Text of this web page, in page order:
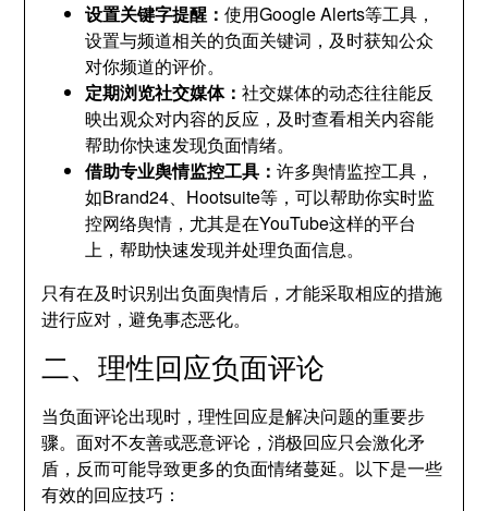
设置关键字提醒：使用Google Alerts等工具，
设置与频道相关的负面关键词，及时获知公众
对你频道的评价。
定期浏览社交媒体：社交媒体的动态往往能反
映出观众对内容的反应，及时查看相关内容能
帮助你快速发现负面情绪。
借助专业舆情监控工具：许多舆情监控工具，
如Brand24、Hootsuite等，可以帮助你实时监
控网络舆情，尤其是在YouTube这样的平台
上，帮助快速发现并处理负面信息。
只有在及时识别出负面舆情后，才能采取相应的措施
进行应对，避免事态恶化。
二、理性回应负面评论
当负面评论出现时，理性回应是解决问题的重要步
骤。面对不友善或恶意评论，消极回应只会激化矛
盾，反而可能导致更多的负面情绪蔓延。以下是一些
有效的回应技巧：